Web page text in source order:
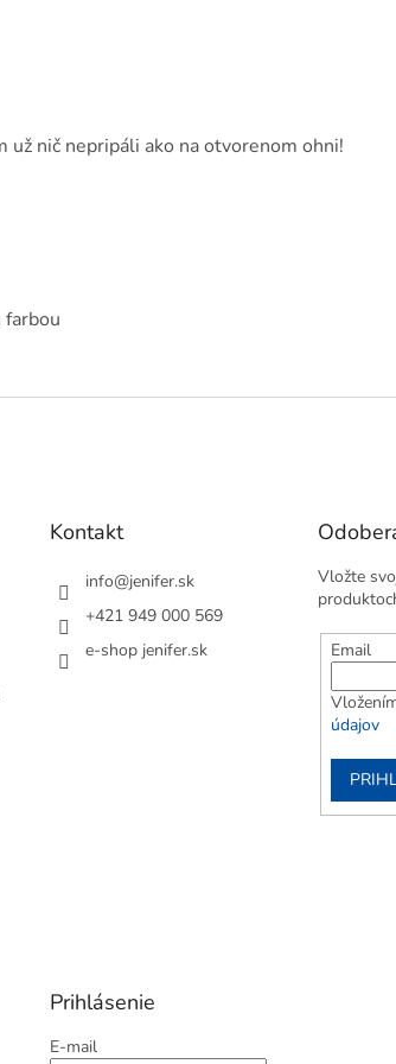
už nič nepripáli ako na otvorenom ohni!
Kontakt
info@jenifer.sk
+421 949 000 569
e-shop jenifer.sk
Vložte
Email
údajov
Prihlásenie
E-mail